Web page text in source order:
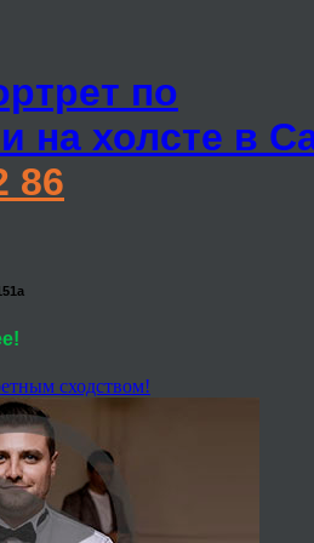
по
на холсте в
86
сходством!